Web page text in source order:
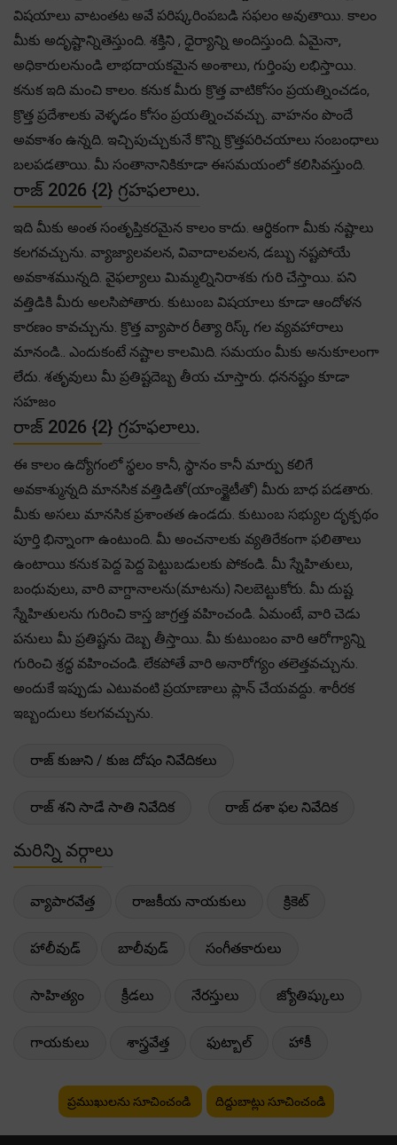
విషయాలు వాటంతట అవే పరిష్కరింపబడి సఫలం అవుతాయి. కాలం
మీకు అదృష్టాన్నితెస్తుంది. శక్తిని , ధైర్యాన్ని అందిస్తుంది. ఏమైనా,
అధికారులనుండి లాభదాయకమైన అంశాలు, గుర్తింపు లభిస్తాయి.
కనుక ఇది మంచి కాలం. కనుక మీరు క్రొత్త వాటికోసం ప్రయత్నించడం,
క్రొత్త ప్రదేశాలకు వెళ్ళడం కోసం ప్రయత్నించవచ్చు. వాహనం పొందే
అవకాశం ఉన్నది. ఇచ్చిపుచ్చుకునే కొన్ని క్రొత్తపరిచయాలు సంబంధాలు
బలపడతాయి. మీ సంతానానికికూడా ఈసమయంలో కలిసివస్తుంది.
రాజ్ 2026 {2} గ్రహఫలాలు.
ఇది మీకు అంత సంతృప్తికరమైన కాలం కాదు. ఆర్థికంగా మీకు నష్టాలు
కలగవచ్చును. వ్యాజ్యాలవలన, వివాదాలవలన, డబ్బు నష్టపోయే
అవకాశమున్నది. వైఫల్యాలు మిమ్మల్నినిరాశకు గురి చేస్తాయి. పని
వత్తిడికి మీరు అలసిపోతారు. కుటుంబ విషయాలు కూడా ఆందోళన
కారణం కావచ్చును. క్రొత్త వ్యాపార రీత్యా రిస్క్ గల వ్యవహారాలు
మానండి.. ఎందుకంటే నష్టాల కాలమిది. సమయం మీకు అనుకూలంగా
లేదు. శతృవులు మీ ప్రతిష్టదెబ్బ తీయ చూస్తారు. ధననష్టం కూడా
సహజం
రాజ్ 2026 {2} గ్రహఫలాలు.
ఈ కాలం ఉద్యోగంలో స్థలం కానీ, స్థానం కానీ మార్పు కలిగే
అవకాశ్మున్నది మానసిక వత్తిడితో(యాంక్జైటీతో) మీరు బాధ పడతారు.
మీకు అసలు మానసిక ప్రశాంతత ఉండదు. కుటుంబ సభ్యుల దృక్పథం
పూర్తి భిన్నాంగా ఉంటుంది. మీ అంచనాలకు వ్యతిరేకంగా ఫలితాలు
ఉంటాయి కనుక పెద్ద పెద్ద పెట్టుబడులకు పోకండి. మీ స్నేహితులు,
బంధువులు, వారి వాగ్దానాలను(మాటను) నిలబెట్టుకోరు. మీ దుష్ట
స్నేహితులను గురించి కాస్త జాగ్రత్త వహించండి. ఏమంటే, వారి చెడు
పనులు మీ ప్రతిష్టను దెబ్బ తీస్తాయి. మీ కుటుంబం వారి ఆరోగ్యాన్ని
గురించి శ్రద్ధ వహించండి. లేకపోతే వారి అనారోగ్యం తలెత్తవచ్చును.
అందుకే ఇప్పుడు ఎటువంటి ప్రయాణాలు ప్లాన్ చేయవద్దు. శారీరక
ఇబ్బందులు కలగవచ్చును.
రాజ్ కుజుని / కుజ దోషం నివేదికలు
రాజ్ శని సాడే సాతి నివేదిక రాజ్ దశా ఫల నివేదిక
మరిన్ని వర్గాలు
వ్యాపారవేత్త రాజకీయ నాయకులు క్రికెట్
హాలీవుడ్ బాలీవుడ్ సంగీతకారులు
సాహిత్యం క్రీడలు నేరస్తులు జ్యోతిష్కులు
గాయకులు శాస్త్రవేత్త ఫుట్బాల్ హాకీ
ప్రముఖులను సూచించండి దిద్దుబాట్లు సూచించండి